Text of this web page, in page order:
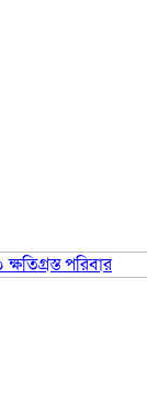
পরিবার